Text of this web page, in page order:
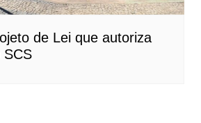
de Lei que autoriza
SCS